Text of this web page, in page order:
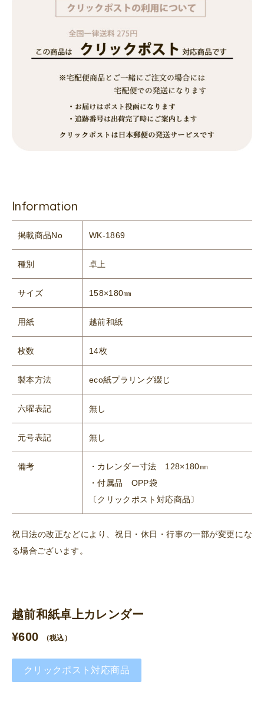
Information
掲載商品No WK-1869
種別 卓上
サイズ 158×180㎜
用紙 越前和紙
枚数 14枚
製本方法 eco紙プラリング綴じ
六曜表記 無し
元号表記 無し
備考
・カレンダー寸法 128×180㎜
・付属品 OPP袋
〔クリックポスト対応商品〕
祝日法の改正などにより、祝日・休日・行事の一部が変更にな
る場合ございます。
越前和紙卓上カレンダー
¥600 （税込）
クリックポスト対応商品